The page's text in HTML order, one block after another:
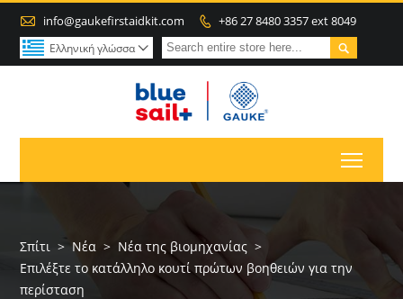
 info@gaukefirstaidkit.com  +86 27 8480 3357 ext 8049

Ελληνική γλώσσα 
Σπίτι > Νέα > Νέα της βιομηχανίας >
Επιλέξτε το κατάλληλο κουτί πρώτων βοηθειών για την
περίσταση